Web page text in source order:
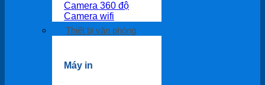
Camera 360 độ
Camera wifi
Thiết bị văn phòng
Máy in